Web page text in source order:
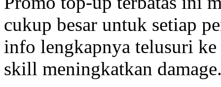
cukup besar untuk setiap
info lengkapnya telusuri ke
skill meningkatkan